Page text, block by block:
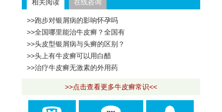
相关阅读 在线咨询
>>跑步对银屑病的影响怀孕吗
>>全国哪里能治牛皮癣？全国有
>>头皮型银屑病与头癣的区别？
>>头上有牛皮癣可以用白醋
>>治疗牛皮癣无激素的外用药
>>点击查看更多牛皮癣常识<<